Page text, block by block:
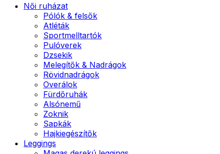
Női ruházat
Pólók & felsők
Atléták
Sportmelltartók
Pulóverek
Dzsekik
Melegítők & Nadrágok
Rövidnadrágok
Overálok
Fürdőruhák
Alsónemű
Zoknik
Sapkák
Hajkiegészítők
Leggings